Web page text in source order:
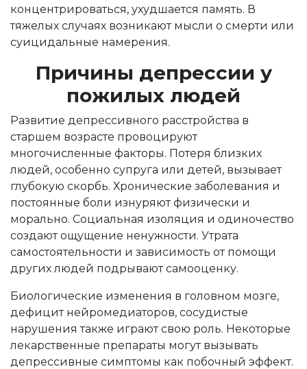
концентрироваться, ухудшается память. В
тяжелых случаях возникают мысли о смерти или
суицидальные намерения.
Причины депрессии у
пожилых людей
Развитие депрессивного расстройства в
старшем возрасте провоцируют
многочисленные факторы. Потеря близких
людей, особенно супруга или детей, вызывает
глубокую скорбь. Хронические заболевания и
постоянные боли изнуряют физически и
морально. Социальная изоляция и одиночество
создают ощущение ненужности. Утрата
самостоятельности и зависимость от помощи
других людей подрывают самооценку.
Биологические изменения в головном мозге,
дефицит нейромедиаторов, сосудистые
нарушения также играют свою роль. Некоторые
лекарственные препараты могут вызывать
депрессивные симптомы как побочный эффект.